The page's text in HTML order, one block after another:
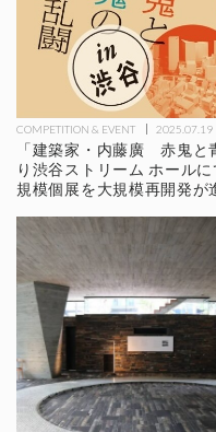
COMPETITION & EVENT 2025.07.19
「建築家・内藤廣 赤鬼と
り渋谷ストリーム ホール
規模個展を大規模再開発